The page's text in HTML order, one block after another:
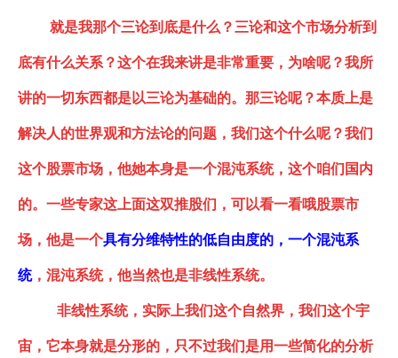
就是我那个三论到底是什么？三论和这个市场分析到
底有什么关系？这个在我来讲是非常重要，为啥呢？我所
讲的一切东西都是以三论为基础的。那三论呢？本质上是
解决人的世界观和方法论的问题，我们这个什么呢？我们
这个股票市场，他她本身是一个混沌系统，这个咱们国内
的。一些专家这上面这双推股们，可以看一看哦股票市
场，他是一个具有分维特性的低自由度的，一个混沌系
统，混沌系统，他当然也是非线性系统。
非线性系统，实际上我们这个自然界，我们这个宇
宙，它本身就是分形的，只不过我们是用一些简化的分析